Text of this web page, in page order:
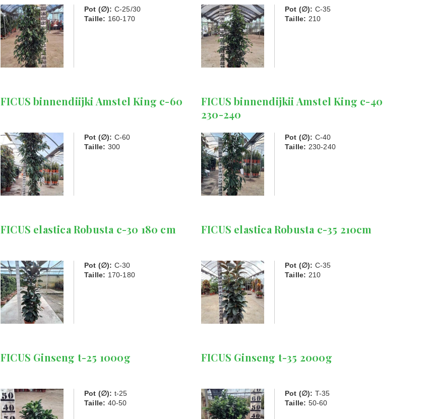
Pot (∅): C-25/30
Taille: 160-170
Pot (∅): C-35
Taille: 210
FICUS binnendiijki Amstel King c-60
Pot (∅): C-60
Taille: 300
FICUS binnendijkii Amstel King c-40
230-240
Pot (∅): C-40
Taille: 230-240
FICUS elastica Robusta c-30 180 cm
Pot (∅): C-30
Taille: 170-180
FICUS elastica Robusta c-35 210cm
Pot (∅): C-35
Taille: 210
FICUS Ginseng t-25 1000g
Pot (∅): t-25
Taille: 40-50
FICUS Ginseng t-35 2000g
Pot (∅): T-35
Taille: 50-60